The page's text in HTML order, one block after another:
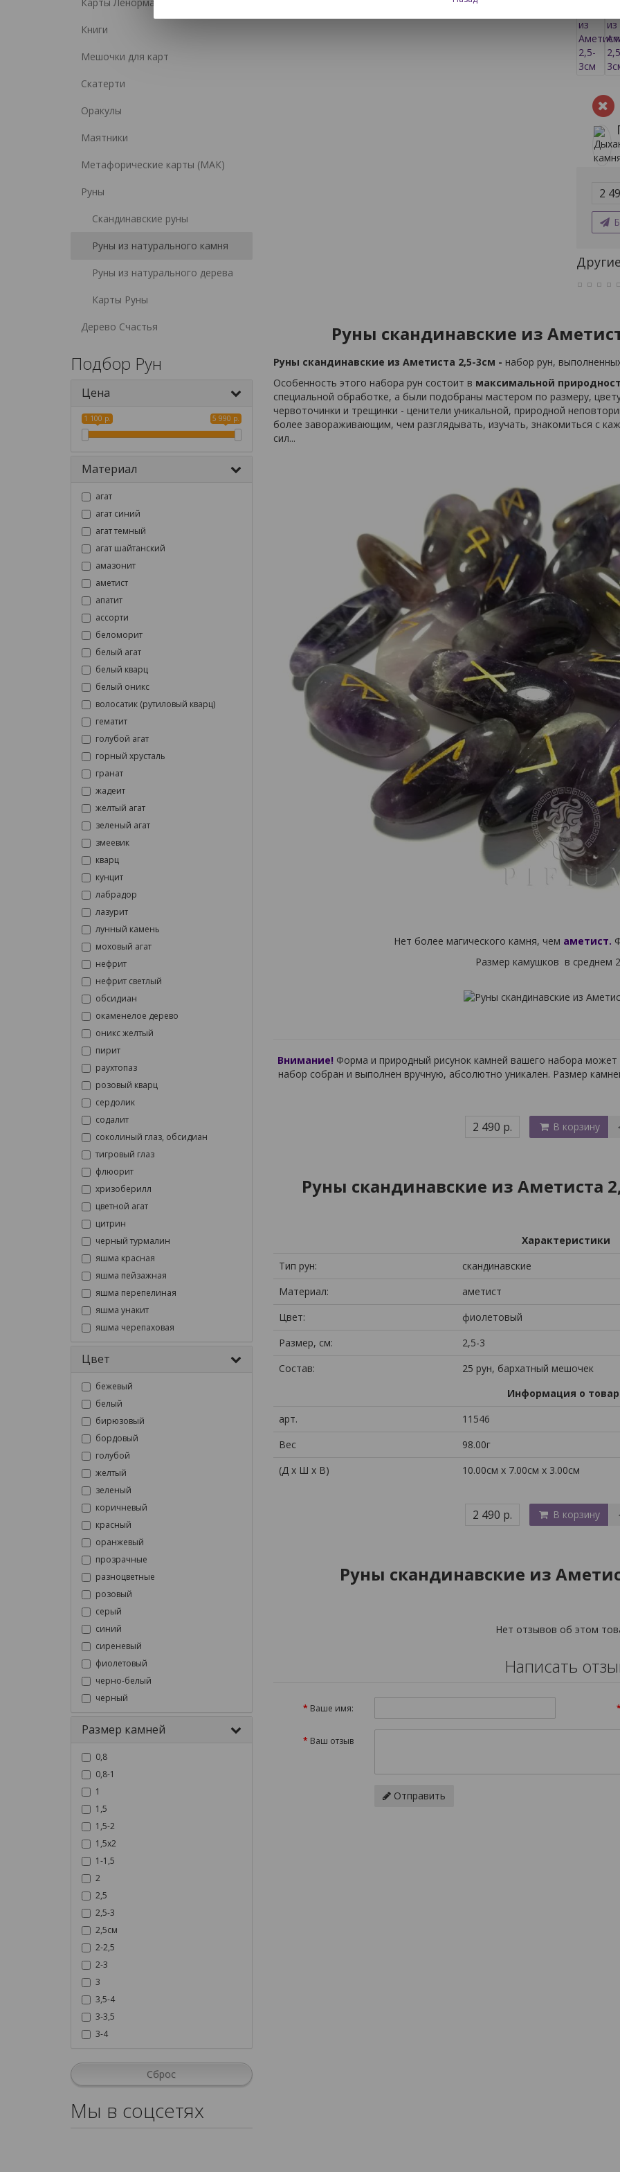
Книги
Мешочки для карт
Скатерти
Оракулы
Маятники
Метафорические карты (МАК)
Руны
Скандинавские руны
Руны из натурального камня
Руны из натурального дерева
Карты Руны
Дерево Счастья
Подбор Рун
Цена
1 100 р. 5 990 р.
Материал
агат
агат синий
агат темный
агат шайтанский
амазонит
аметист
апатит
ассорти
беломорит
белый агат
белый кварц
белый оникс
волосатик (рутиловый кварц)
гематит
голубой агат
горный хрусталь
гранат
жадеит
желтый агат
зеленый агат
змеевик
кварц
кунцит
лабрадор
лазурит
лунный камень
моховый агат
нефрит
нефрит светлый
обсидиан
окаменелое дерево
оникс желтый
пирит
раухтопаз
розовый кварц
сердолик
содалит
соколиный глаз, обсидиан
тигровый глаз
флюорит
хризоберилл
цветной агат
цитрин
черный турмалин
яшма красная
яшма пейзажная
яшма перепелиная
яшма унакит
яшма черепаховая
Цвет
бежевый
белый
бирюзовый
бордовый
голубой
желтый
зеленый
коричневый
красный
оранжевый
прозрачные
разноцветные
розовый
серый
синий
сиреневый
фиолетовый
черно-белый
черный
Размер камней
0,8
0,8-1
1
1,5
1,5-2
1,5х2
1-1,5
2
2,5
2,5-3
2,5см
2-2,5
2-3
3
3,5-4
3-3,5
3-4
Сброс
Мы в соцсетях
2
Руны скандинавские из
Руны скандинавские из Аметиста 2,5-3см - набор рун,
Особенность этого набора рун состоит в максимальной
специальной обработке, а были подобраны мастером по размеру,
червоточинки и трещинки - ценители уникальной, природной
более завораживающим, чем разглядывать, изучать, знакомиться с
сил...
Нет более магического камня, чем аметист.
Размер камушков в среднем
Внимание! Форма и природный рисунок камней вашего набора
набор собран и выполнен вручную, абсолютно уникален. Размер
2 490 р. В корзину
Руны скандинавские из Аметиста
Характеристики
Тип рун:
скандинавские
Материал:
аметист
Цвет:
фиолетовый
Размер, см:
2,5-3
Состав:
25 рун, бархатный мешочек
Информация о
арт.
11546
Вес
98.00г
(Д x Ш x В)
10.00см x 7.00см x 3.00см
2 490 р. В корзину
Руны скандинавские из
Нет отзывов об этом
Написать
Ваше имя:
Ваш отзыв
Отправить